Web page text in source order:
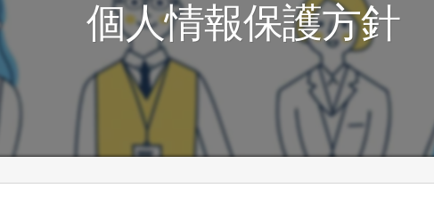
個人情報保護方針